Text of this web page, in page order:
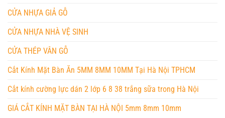
CỬA NHỰA GIẢ GỖ
CỬA NHỰA NHÀ VỆ SINH
CỬA THÉP VÂN GỖ
Cắt Kính Mặt Bàn Ăn 5MM 8MM 10MM Tại Hà Nội TPHCM
Cắt kính cường lực dán 2 lớp 6 8 38 trắng sữa trong Hà Nội
GIÁ CẮT KÍNH MẶT BÀN TẠI HÀ NỘI 5mm 8mm 10mm